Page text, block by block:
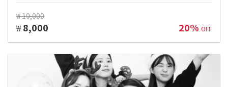
₩ 10,000
₩ 8,000 20% OFF